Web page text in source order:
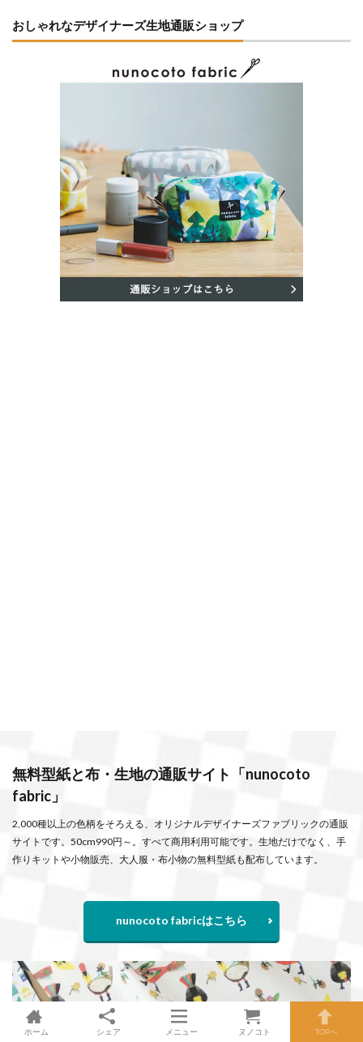
おしゃれなデザイナーズ生地通販ショップ
無料型紙と布・生地の通販サイト「nunocoto
fabric」
2,000種以上の色柄をそろえる、オリジナルデザイナーズファブリックの通販
サイトです。50cm990円～。すべて商用利用可能です。生地だけでなく、手
作りキットや小物販売、大人服・布小物の無料型紙も配布しています。
nunocoto fabricはこちら
ホーム シェア メニュー ヌノコト TOPへ